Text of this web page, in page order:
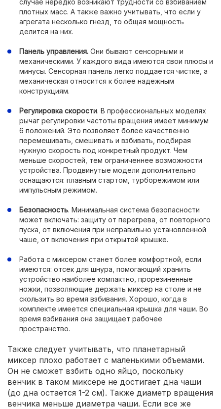
случае нередко возникают трудности со взбиванием
плотных масс. А также важно учитывать, что если у
агрегата несколько гнезд, то общая мощность
делится на них.
Панель управления. Они бывают сенсорными и
механическими. У каждого вида имеются свои плюсы и
минусы. Сенсорная панель легко поддается чистке, а
механическая относится к более надежным
конструкциям.
Регулировка скорости. В профессиональных моделях
рычаг регулировки частоты вращения имеет минимум
6 положений. Это позволяет более качественно
перемешивать, смешивать и взбивать, подбирая
нужную скорость под конкретный продукт. Чем
меньше скоростей, тем ограниченнее возможности
устройства. Продвинутые модели дополнительно
оснащаются: плавным стартом, турборежимом или
импульсным режимом.
Безопасность. Минимальная система безопасности
может включать: защиту от перегрева, от повторного
пуска, от включения при неправильно установленной
чаше, от включения при открытой крышке.
Работа с миксером станет более комфортной, если
имеются: отсек для шнура, помогающий хранить
устройство наиболее компактно, прорезиненные
ножки, позволяющие держать миксер на столе и не
скользить во время взбивания. Хорошо, когда в
комплекте имеется специальная крышка для чаши. Во
время взбивания она защищает рабочее
пространство.
Также следует учитывать, что планетарный
миксер плохо работает с маленькими объемами.
Он не сможет взбить одно яйцо, поскольку
венчик в таком миксере не достигает дна чаши
(до дна остается 1-2 см). Также диаметр вращения
венчика меньше диаметра чаши. Если все же